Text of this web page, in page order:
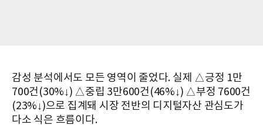
감성 분석에서도 모든 영역이 줄었다. 실제 △긍정 1만
700건(30%↓) △중립 3만600건(46%↓) △부정 7600건
(23%↓)으로 집계돼 시장 전반의 디지털자산 관심도가
다소 식은 흐름이다.